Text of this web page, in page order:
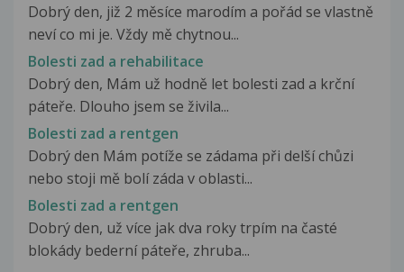
Dobrý den, již 2 měsíce marodím a pořád se vlastně
neví co mi je. Vždy mě chytnou...
Bolesti zad a rehabilitace
Dobrý den, Mám už hodně let bolesti zad a krční
páteře. Dlouho jsem se živila...
Bolesti zad a rentgen
Dobrý den Mám potíže se zádama při delší chůzi
nebo stoji mě bolí záda v oblasti...
Bolesti zad a rentgen
Dobrý den, už více jak dva roky trpím na časté
blokády bederní páteře, zhruba...